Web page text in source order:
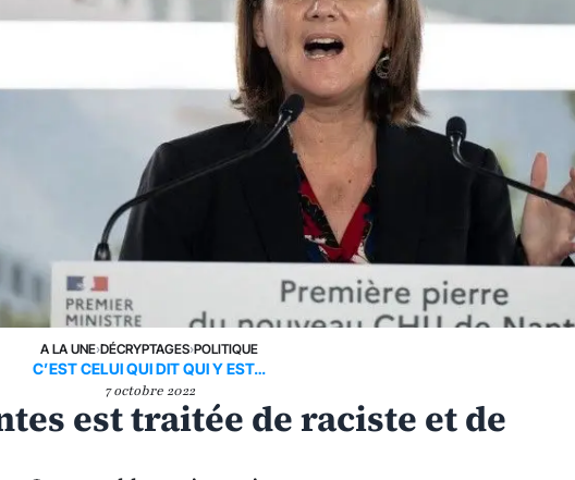
A LA UNE›DÉCRYPTAGES›POLITIQUE
C’EST CELUI QUI DIT QUI Y EST…
7 octobre 2022
est traitée de raciste et de